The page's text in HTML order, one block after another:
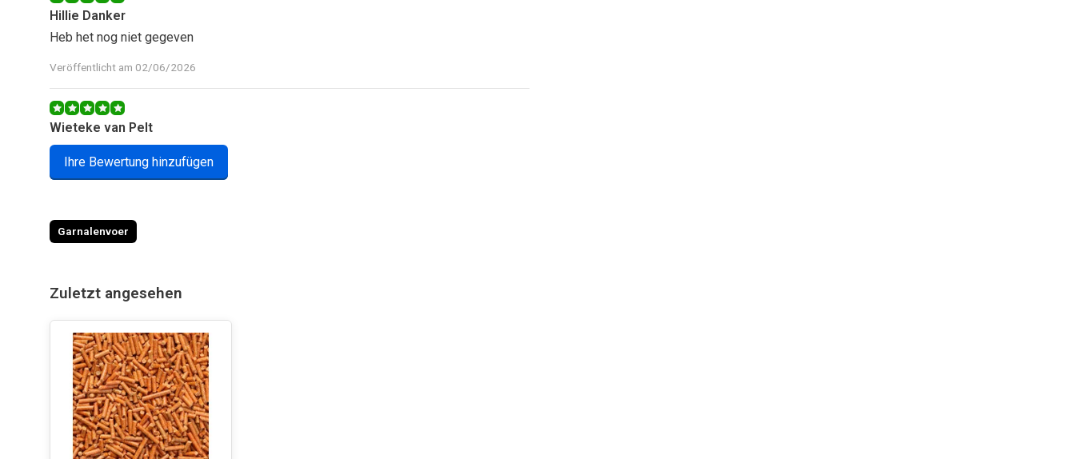
Hillie Danker
Heb het nog niet gegeven
Veröffentlicht am 02/06/2026
Wieteke van Pelt
Garnalen vinden het lekker!
Veröffentlicht am 12/05/2026
jacoline hoffmann-breukel
Romeo Guillaume Van Heijdoorn
Alles zag er prima uit.
Veröffentlicht am 30/03/2026
Ihre Bewertung hinzufügen
Garnalenvoer
Zuletzt angesehen